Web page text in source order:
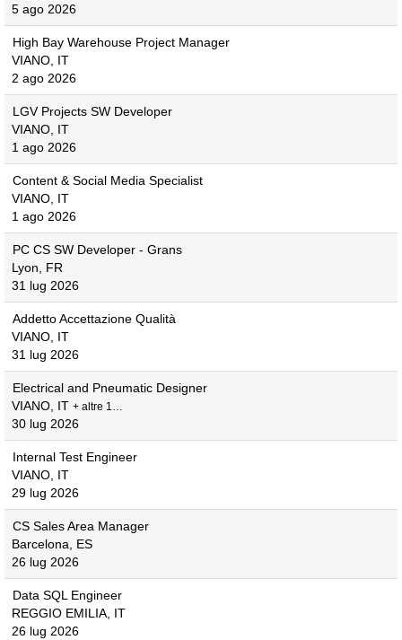
5 ago 2026
High Bay Warehouse Project Manager
VIANO, IT
2 ago 2026
LGV Projects SW Developer
VIANO, IT
1 ago 2026
Content & Social Media Specialist
VIANO, IT
1 ago 2026
PC CS SW Developer - Grans
Lyon, FR
31 lug 2026
Addetto Accettazione Qualità
VIANO, IT
31 lug 2026
Electrical and Pneumatic Designer
VIANO, IT + altre 1…
30 lug 2026
Internal Test Engineer
VIANO, IT
29 lug 2026
CS Sales Area Manager
Barcelona, ES
26 lug 2026
Data SQL Engineer
REGGIO EMILIA, IT
26 lug 2026